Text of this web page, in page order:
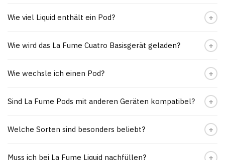
Wie viel Liquid enthält ein Pod?
Wie wird das La Fume Cuatro Basisgerät geladen?
Wie wechsle ich einen Pod?
Sind La Fume Pods mit anderen Geräten kompatibel?
Welche Sorten sind besonders beliebt?
Muss ich bei La Fume Liquid nachfüllen?